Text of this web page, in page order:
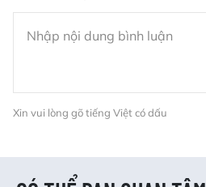
Xin vui lòng gõ tiếng Việt có dấu